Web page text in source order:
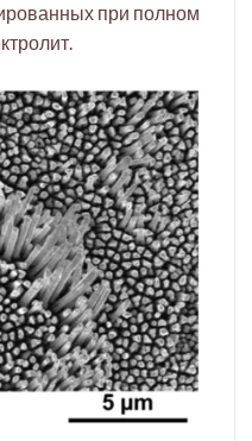
при полном